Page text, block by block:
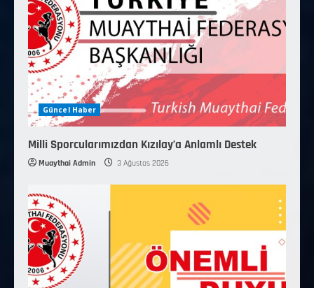
Güncel Haber
Milli Sporcularımızdan Kızılay’a Anlamlı Destek
Muaythai Admin 3 Ağustos 2026